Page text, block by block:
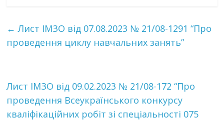
← Лист ІМЗО від 07.08.2023 № 21/08-1291 “Про
проведення циклу навчальних занять”
Лист ІМЗО від 09.02.2023 № 21/08-172 “Про
проведення Всеукраїнського конкурсу
кваліфікаційних робіт зі спеціальності 075